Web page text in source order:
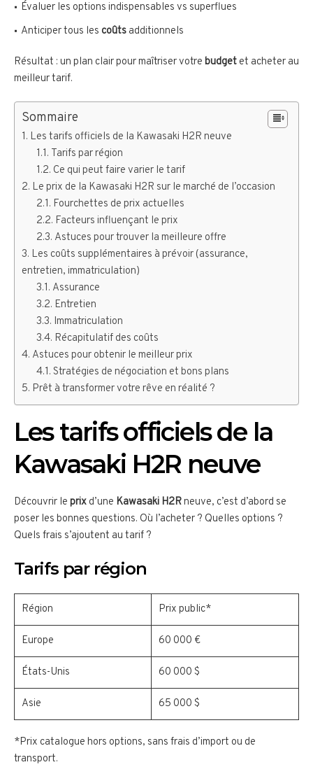
Évaluer les options indispensables vs superflues
Anticiper tous les coûts additionnels
Résultat : un plan clair pour maîtriser votre budget et acheter au
meilleur tarif.
Sommaire
Les tarifs officiels de la Kawasaki H2R neuve
Tarifs par région
Ce qui peut faire varier le tarif
Le prix de la Kawasaki H2R sur le marché de l’occasion
Fourchettes de prix actuelles
Facteurs influençant le prix
Astuces pour trouver la meilleure offre
Les coûts supplémentaires à prévoir (assurance,
entretien, immatriculation)
Assurance
Entretien
Immatriculation
Récapitulatif des coûts
Astuces pour obtenir le meilleur prix
Stratégies de négociation et bons plans
Prêt à transformer votre rêve en réalité ?
Les tarifs officiels de la
Kawasaki H2R neuve
Découvrir le prix d’une Kawasaki H2Rneuve, c’est d’abord se
poser les bonnes questions. Où l’acheter ? Quelles options ?
Quels frais s’ajoutent au tarif ?
Tarifs par région
Région Prix public*
Europe 60 000 €
États-Unis 60 000 $
Asie 65 000 $
*Prix catalogue hors options, sans frais d’import ou de
transport.